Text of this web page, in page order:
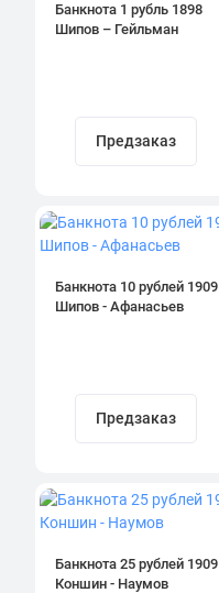
Банкнота 1 рубль 1898
Шипов – Гейльман
Предзаказ
Банкнота 10 рублей 1909
Шипов - Афанасьев
Предзаказ
Банкнота 25 рублей 1909
Коншин - Наумов